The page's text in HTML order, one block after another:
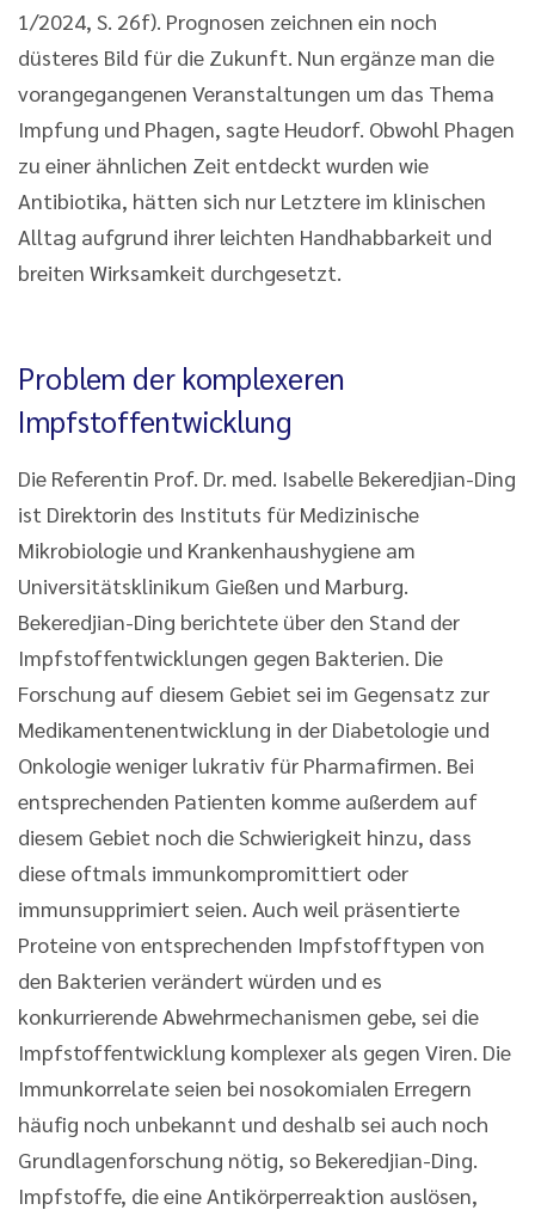
1/2024, S. 26f). Prognosen zeichnen ein noch
düsteres Bild für die Zukunft. Nun ergänze man die
vorangegangenen Veranstaltungen um das Thema
Impfung und Phagen, sagte Heudorf. Obwohl Phagen
zu einer ähnlichen Zeit entdeckt wurden wie
Antibiotika, hätten sich nur Letztere im klinischen
Alltag aufgrund ihrer leichten Handhabbarkeit und
breiten Wirksamkeit durchgesetzt.
Problem der komplexeren
Impfstoffentwicklung
Die Referentin Prof. Dr. med. Isabelle Bekeredjian-Ding
ist Direktorin des Instituts für Medizinische
Mikrobiologie und Krankenhaushygiene am
Universitätsklinikum Gießen und Marburg.
Bekeredjian-Ding berichtete über den Stand der
Impfstoffentwicklungen gegen Bakterien. Die
Forschung auf diesem Gebiet sei im Gegensatz zur
Medikamentenentwicklung in der Diabetologie und
Onkologie weniger lukrativ für Pharmafirmen. Bei
entsprechenden Patienten komme außerdem auf
diesem Gebiet noch die Schwierigkeit hinzu, dass
diese oftmals immunkompromittiert oder
immunsupprimiert seien. Auch weil präsentierte
Proteine von entsprechenden Impfstofftypen von
den Bakterien verändert würden und es
konkurrierende Abwehrmechanismen gebe, sei die
Impfstoffentwicklung komplexer als gegen Viren. Die
Immunkorrelate seien bei nosokomialen Erregern
häufig noch unbekannt und deshalb sei auch noch
Grundlagenforschung nötig, so Bekeredjian-Ding.
Impfstoffe, die eine Antikörperreaktion auslösen,